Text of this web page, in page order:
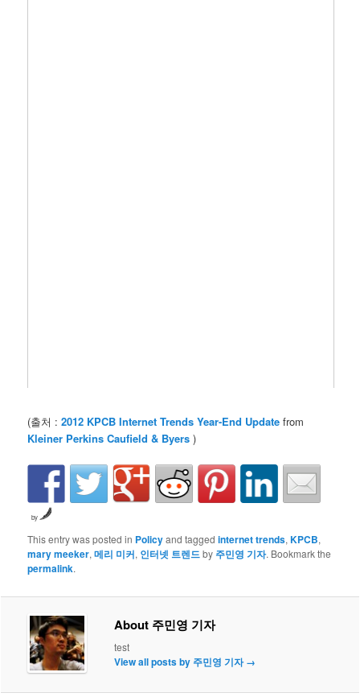
(출처 :2012 KPCB Internet Trends Year-End Update from
Kleiner Perkins Caufield & Byers )
by
This entry was posted in Policyand taggedinternet trends,KPCB,
mary meeker,메리 미커, 인터넷 트렌드by 주민영 기자. Bookmark the
permalink.
About 주민영 기자
test
View all posts by 주민영 기자→